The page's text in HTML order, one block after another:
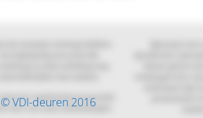
© VDI-deuren 2016